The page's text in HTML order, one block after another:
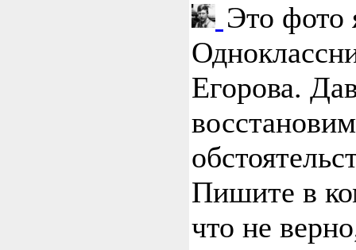
Это фото
Егорова.
Пишите в
что не